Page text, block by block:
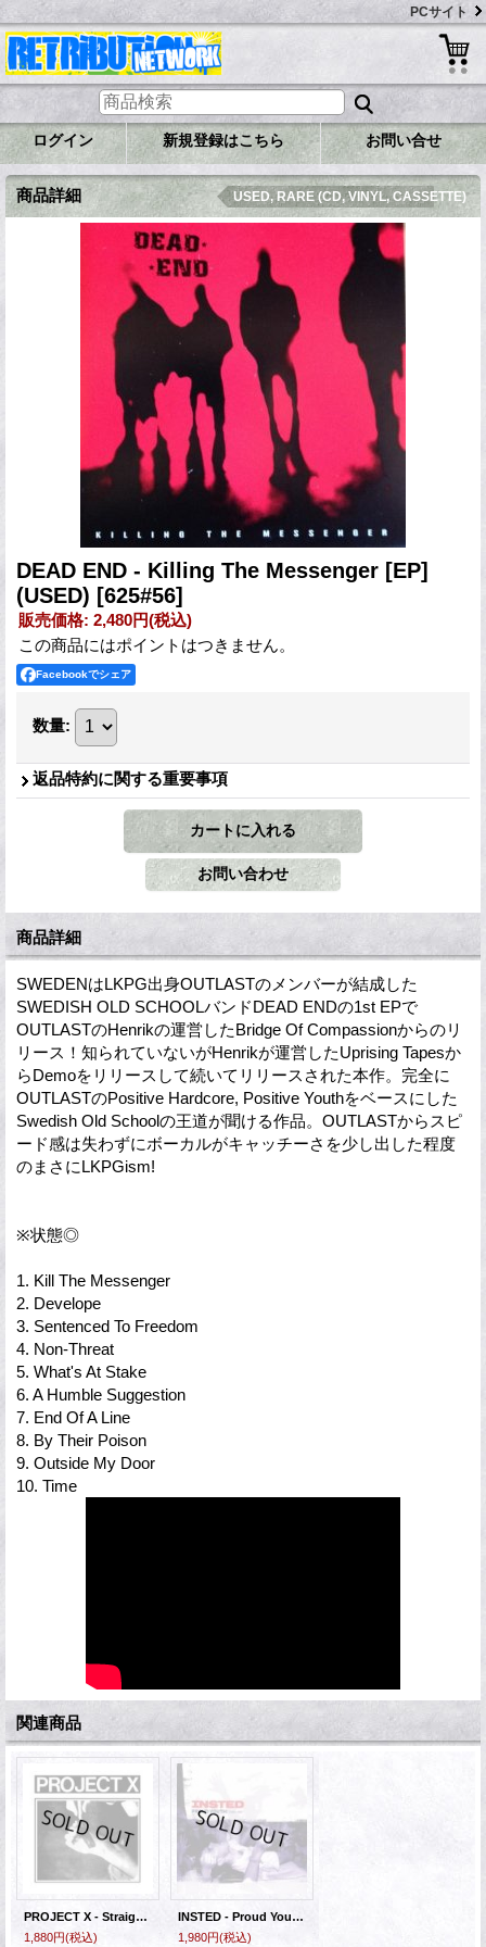
PCサイト
ログイン 新規登録はこちら お問い合せ
商品詳細 USED, RARE (CD, VINYL, CASSETTE)
DEAD END - Killing The Messenger [EP]
(USED) [625#56]
販売価格: 2,480円(税込)
この商品にはポイントはつきません。
Facebookでシェア
数量:
返品特約に関する重要事項
商品詳細
SWEDENはLKPG出身OUTLASTのメンバーが結成した
SWEDISH OLD SCHOOLバンドDEAD ENDの1st EPで
OUTLASTのHenrikの運営したBridge Of Compassionからのリ
リース！知られていないがHenrikが運営したUprising Tapesか
らDemoをリリースして続いてリリースされた本作。完全に
OUTLASTのPositive Hardcore, Positive Youthをベースにした
Swedish Old Schoolの王道が聞ける作品。OUTLASTからスピ
ード感は失わずにボーカルがキャッチーさを少し出した程度
のまさにLKPGism!
※状態◎
1. Kill The Messenger
2. Develope
3. Sentenced To Freedom
4. Non-Threat
5. What's At Stake
6. A Humble Suggestion
7. End Of A Line
8. By Their Poison
9. Outside My Door
10. Time
関連商品
PROJECT X - Straight Edge Revenge [CD]
1,880円(税込)
INSTED - Proud Youth: 1986-1991 [CD]
1,980円(税込)